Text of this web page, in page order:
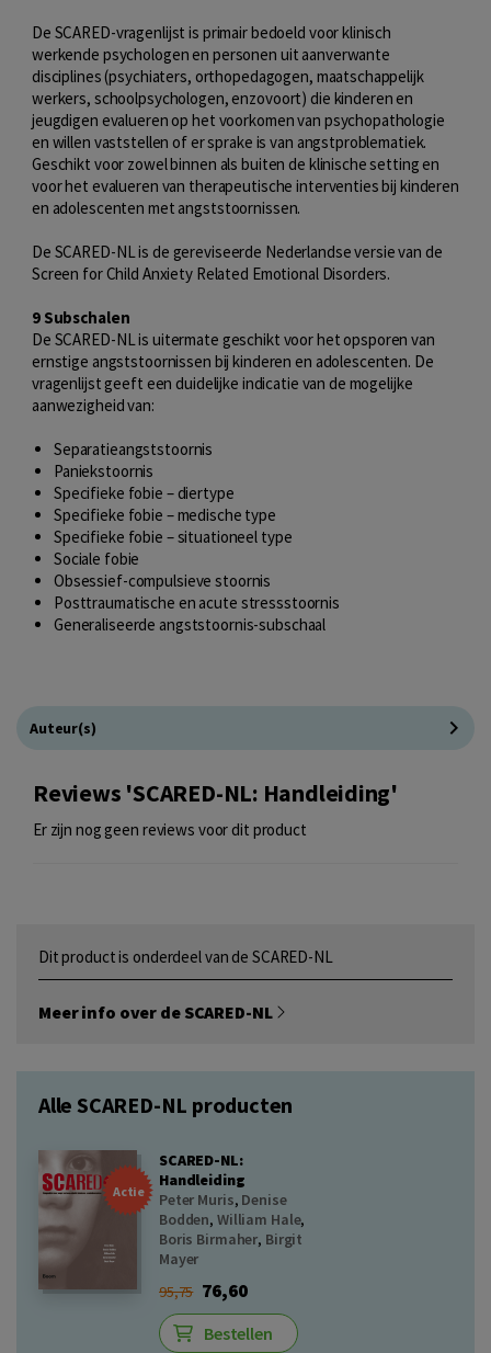
De SCARED-vragenlijst is primair bedoeld voor klinisch
werkende psychologen en personen uit aanverwante
disciplines (psychiaters, orthopedagogen, maatschappelijk
werkers, schoolpsychologen, enzovoort) die kinderen en
jeugdigen evalueren op het voorkomen van psychopathologie
en willen vaststellen of er sprake is van angstproblematiek.
Geschikt voor zowel binnen als buiten de klinische setting en
voor het evalueren van therapeutische interventies bij kinderen
en adolescenten met angststoornissen.
De SCARED-NL is de gereviseerde Nederlandse versie van de
Screen for Child Anxiety Related Emotional Disorders.
9 Subschalen
De SCARED-NL is uitermate geschikt voor het opsporen van
ernstige angststoornissen bij kinderen en adolescenten. De
vragenlijst geeft een duidelijke indicatie van de mogelijke
aanwezigheid van:
Separatieangststoornis
Paniekstoornis
Specifieke fobie – diertype
Specifieke fobie – medische type
Specifieke fobie – situationeel type
Sociale fobie
Obsessief-compulsieve stoornis
Posttraumatische en acute stressstoornis
Generaliseerde angststoornis-subschaal
Auteur(s)
Reviews 'SCARED-NL: Handleiding'
Er zijn nog geen reviews voor dit product
Dit product is onderdeel van de SCARED-NL
Meer info over de SCARED-NL
Alle SCARED-NL producten
Actie
SCARED-NL:
Handleiding
Peter Muris, Denise
Bodden, William Hale,
Boris Birmaher, Birgit
Mayer
95,75 76,60
Bestellen